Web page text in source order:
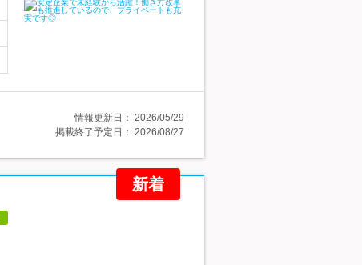
情報更新日： 2026/05/29
掲載終了予定日： 2026/08/27
新着